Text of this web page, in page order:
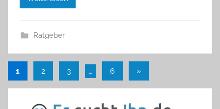
Ratgeber
Seitennummerierung
der
Beiträge
1 2 3 … 6
Nächste
»